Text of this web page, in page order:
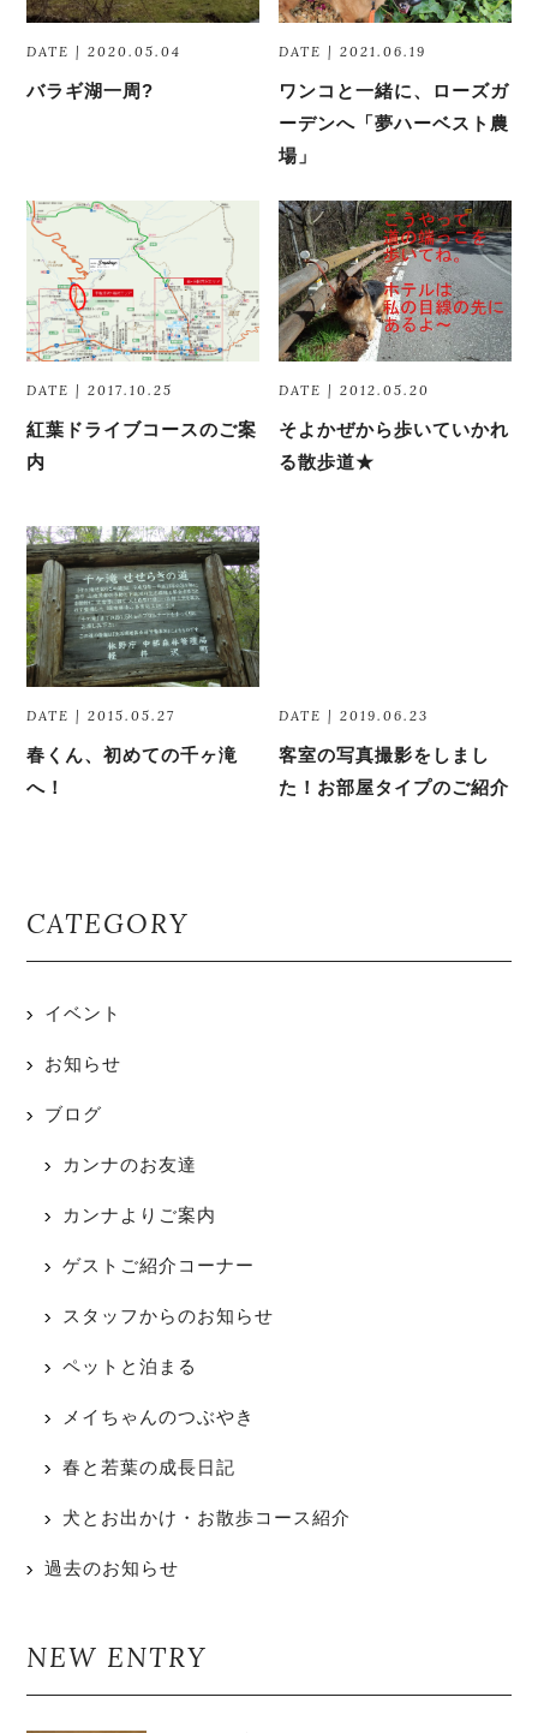
DATE | 2020.05.04
バラギ湖一周?
DATE | 2021.06.19
ワンコと一緒に、ローズガ
ーデンへ「夢ハーベスト農
場」
DATE | 2017.10.25
紅葉ドライブコースのご案
内
DATE | 2012.05.20
そよかぜから歩いていかれ
る散歩道★
DATE | 2015.05.27
春くん、初めての千ヶ滝
へ！
DATE | 2019.06.23
客室の写真撮影をしまし
た！お部屋タイプのご紹介
CATEGORY
イベント
お知らせ
ブログ
カンナのお友達
カンナよりご案内
ゲストご紹介コーナー
スタッフからのお知らせ
ペットと泊まる
メイちゃんのつぶやき
春と若葉の成長日記
犬とお出かけ・お散歩コース紹介
過去のお知らせ
NEW ENTRY